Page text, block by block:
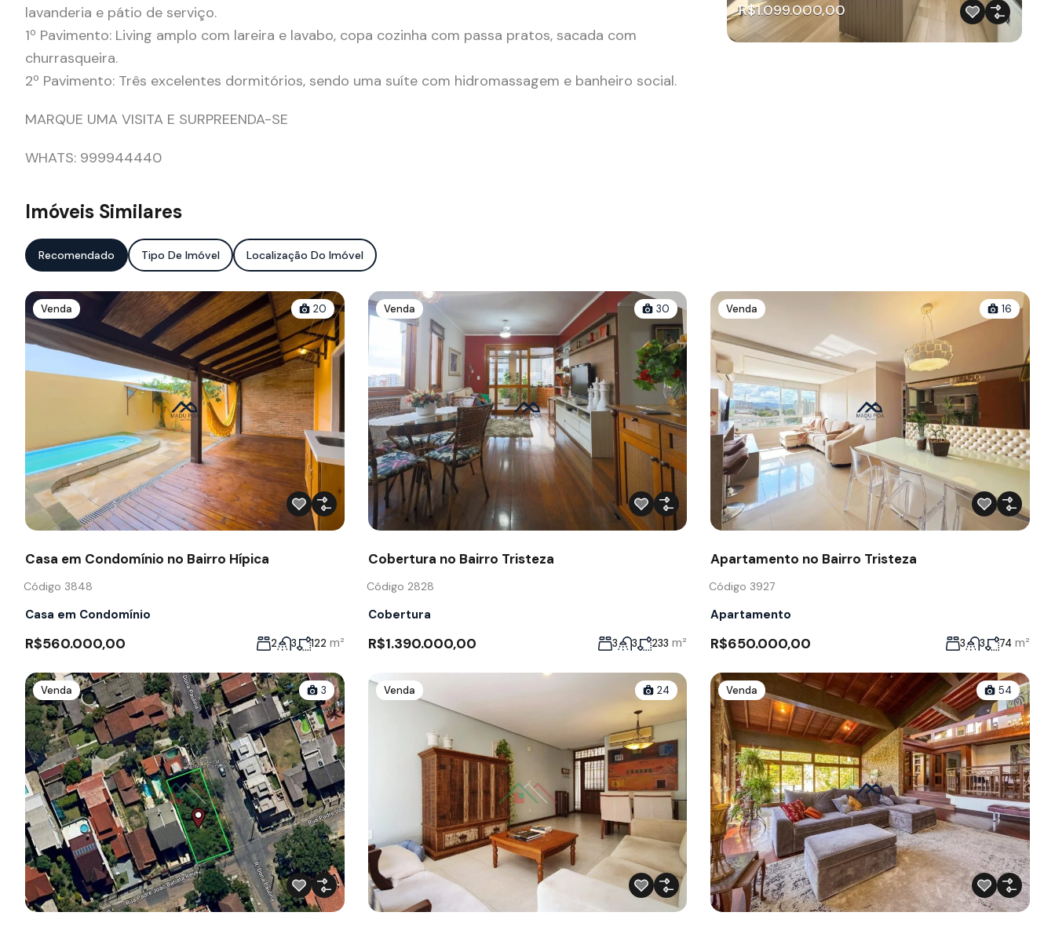
lavanderia e pátio de serviço.
1º Pavimento: Living amplo com lareira e lavabo, copa cozinha com passa pratos, sacada com
churrasqueira.
2º Pavimento: Três excelentes dormitórios, sendo uma suíte com hidromassagem e banheiro social.
MARQUE UMA VISITA E SURPREENDA-SE
WHATS: 999944440
R$1.099.000,00
Imóveis Similares
Recomendado Tipo De Imóvel Localização Do Imóvel
Venda 20
Casa em Condomínio no Bairro Hípica
Código 3848
Casa em Condomínio
R$560.000,00 2 3 122 m²
Venda 30
Cobertura no Bairro Tristeza
Código 2828
Cobertura
R$1.390.000,00 3 3 233 m²
Venda 16
Apartamento no Bairro Tristeza
Código 3927
Apartamento
R$650.000,00 3 3 74 m²
Venda 3 Venda 24 Venda 54